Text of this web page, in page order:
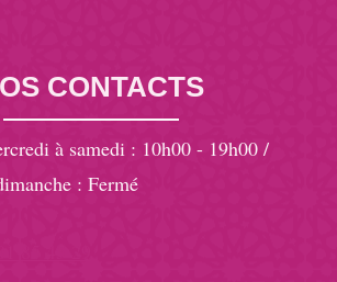
CONTACTS
à samedi : 10h00 - 19h00 /
: Fermé